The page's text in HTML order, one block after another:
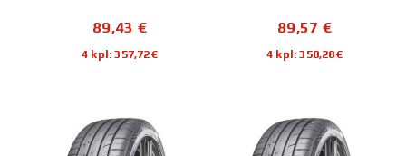
89,43 €
4 kpl: 357,72€
89,57 €
4 kpl: 358,28€